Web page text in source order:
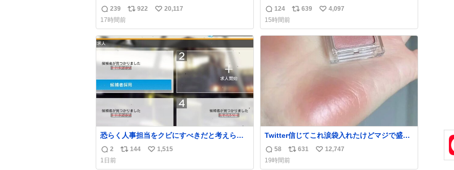
な〜 全アはここに自分の市場価値的なものを
上乗せするので、 すっぴん＆寝起きのボサボ
サ頭でも「今日も可愛いね」が止まらない。
放っておくと永遠に髪撫でてきて作業進まな
い() 156cm40kg、年中日焼け止めとお友達の
私より綺麗な手やめてもろて とか言う
返
信
数
239
リ
ス
ト
922
い
ね
数
20,117
17時間前
音声”に声明「被害届も検討」
news.livedoor.com/article/detail… 4日に西
鉄福岡（天神）駅および薬院駅で発生した駅
構内放送事案について声明を公表した。「第
三者によって駅構内放送設備に外部から不正
に音声が流された可能性も含めて確認を実
返
信
数
124
リ
ス
639
い
ね
4,097
15時間前
恐らく人事担当をクビにすべきだと考えられ
るが‥‥‥
返
信
2
リ
144
い
1,515
1日前
Twitter信じてこれ涙袋入れたけどマジで盛れ
た…ありがとう…
返
信
58
リ
ポ
631
い
12,747
19時間前